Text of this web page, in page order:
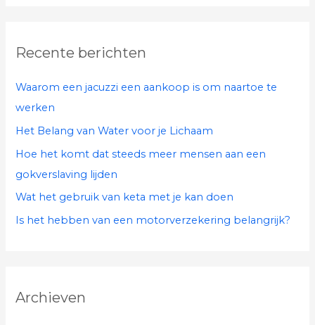
n
:
Recente berichten
Waarom een jacuzzi een aankoop is om naartoe te
werken
Het Belang van Water voor je Lichaam
Hoe het komt dat steeds meer mensen aan een
gokverslaving lijden
Wat het gebruik van keta met je kan doen
Is het hebben van een motorverzekering belangrijk?
Archieven